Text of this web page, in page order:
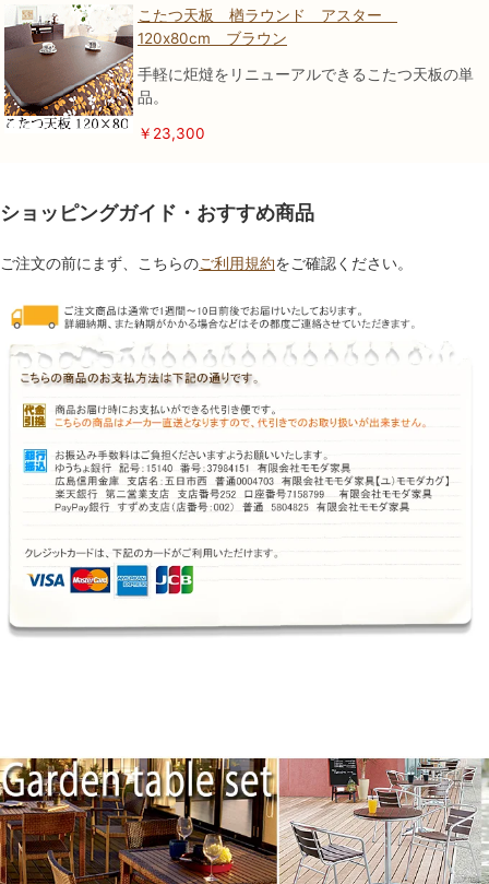
こたつ天板 楢ラウンド アスター
120x80cm ブラウン
手軽に炬燵をリニューアルできるこたつ天板の単
品。
￥23,300
ショッピングガイド・おすすめ商品
ご注文の前にまず、こちらのご利用規約をご確認ください。